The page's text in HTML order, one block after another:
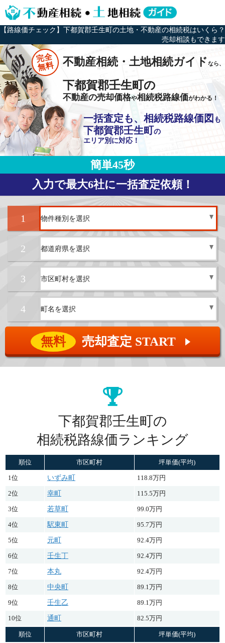
【路線価チェック】下都賀郡壬生町の土地・不動産の相続税はいくら？
売却相談もできます
完全
無料 不動産相続・土地相続ガイドなら、
下都賀郡壬生町の
不動産の売却価格や相続税路線価がわかる！
一括査定も、相続税路線価図 も
下都賀郡壬生町の
エリア別に対応！
簡単45秒
入力で最大6社に一括査定依頼！
1
2
3
4
無料 売却査定 START ▲
下都賀郡壬生町の
相続税路線価ランキング
順位 市区町村 坪単価(平均)
1位 いずみ町 118.8万円
2位 幸町 115.5万円
3位 若草町 99.0万円
4位 駅東町 95.7万円
5位 元町 92.4万円
6位 壬生丁 92.4万円
7位 本丸 92.4万円
8位 中央町 89.1万円
9位 壬生乙 89.1万円
10位 通町 82.5万円
順位 市区町村 坪単価(平均)